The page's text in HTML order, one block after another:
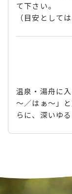
て下さい。
（目安として
温泉・湯舟に
～／はぁ～」
らに、深いゆ